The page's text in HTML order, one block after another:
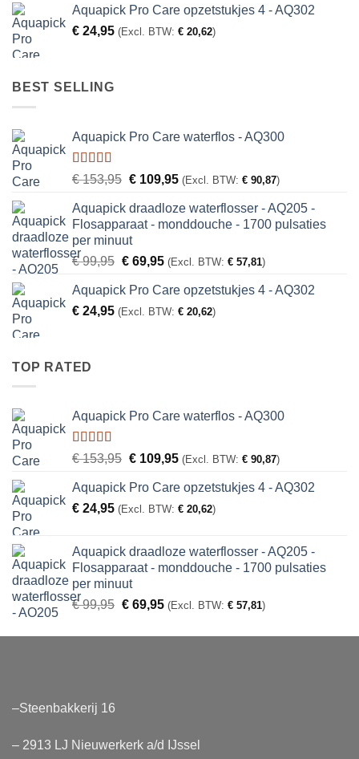
was:
€ 153,95.
is:
€ 109,95.
Aquapick Pro Care opzetstukjes 4 - AQ302
€ 24,95 (Excl. BTW: € 20,62)
BEST SELLING
Aquapick Pro Care waterflos - AQ300
Gewaardeerd
uit 5
€153,95 Oorspronkelijke
was:
€ 153,95.
€109,95Huidige
is:
€ 109,95.
(Excl. BTW: €90,87)
Aquapick draadloze waterflosser - AQ205 -
Flosapparaat - monddouche - 1700 pulsaties
per minuut
€99,95 Oorspronkelijke
was:
€ 99,95.
€69,95Huidige
is:
€ 69,95.
(Excl. BTW: €57,81)
Aquapick Pro Care opzetstukjes 4 - AQ302
€ 24,95 (Excl. BTW: € 20,62)
TOP RATED
Aquapick Pro Care waterflos - AQ300
Gewaardeerd
uit 5
€153,95 Oorspronkelijke
was:
€ 153,95.
€109,95Huidige
is:
€ 109,95.
(Excl. BTW: €90,87)
Aquapick Pro Care opzetstukjes 4 - AQ302
€ 24,95 (Excl. BTW: € 20,62)
Aquapick draadloze waterflosser - AQ205 -
Flosapparaat - monddouche - 1700 pulsaties
per minuut
€99,95 Oorspronkelijke
was:
€69,95Huidige
is:
(Excl. BTW: €57,81)
–Steenbakkerij 16
– 2913 LJ Nieuwerkerk a/d IJssel